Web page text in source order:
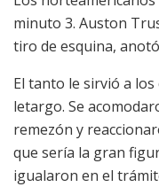
minuto 3. Auston
tiro de esquina,
El tanto le sirvió a
letargo. Se
remezón y
que sería la gran
igualaron en el